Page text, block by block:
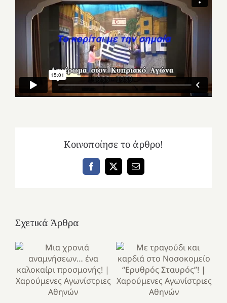
Κοινοποίησε το άρθρο!
Facebook
X Email
Σχετικά Άρθρα